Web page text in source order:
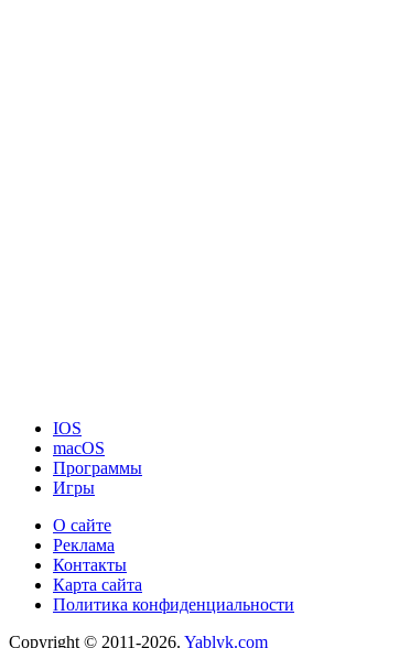
IOS
macOS
Программы
Игры
О сайте
Реклама
Контакты
Карта сайта
Политика конфиденциальности
Copyright © 2011-2026. Yablyk.сom